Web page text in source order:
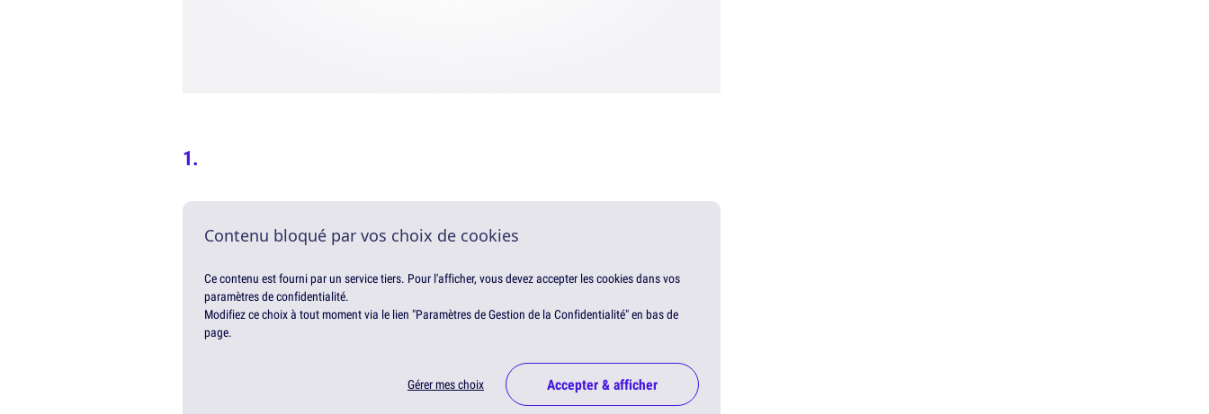
Contenu bloqué par vos choix de cookies
Ce contenu est fourni par un service tiers. Pour l'afficher, vous devez accepter les cookies dans vos
paramètres de confidentialité.
Modifiez ce choix à tout moment via le lien "Paramètres de Gestion de la Confidentialité" en bas de
page.
Gérer mes choix Accepter & afficher